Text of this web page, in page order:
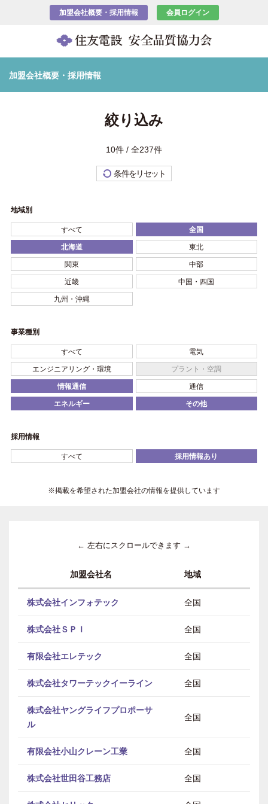
加盟会社概要・採用情報 会員ログイン
加盟会社概要・採用情報
絞り込み
10件 / 全237件
条件をリセット
地域別
すべて 全国
北海道 東北
関東 中部
近畿 中国・四国
九州・沖縄
事業種別
すべて 電気
エンジニアリング・環境 プラント・空調
情報通信 通信
エネルギー その他
採用情報
すべて 採用情報あり
※掲載を希望された加盟会社の情報を提供しています
← 左右にスクロールできます →
加盟会社名 地域
株式会社インフォテック 全国
株式会社ＳＰＩ 全国
有限会社エレテック 全国
株式会社タワーテックイーライン 全国
株式会社ヤングライフプロポーサ
ル
全国
有限会社小山クレーン工業 全国
株式会社世田谷工務店 全国